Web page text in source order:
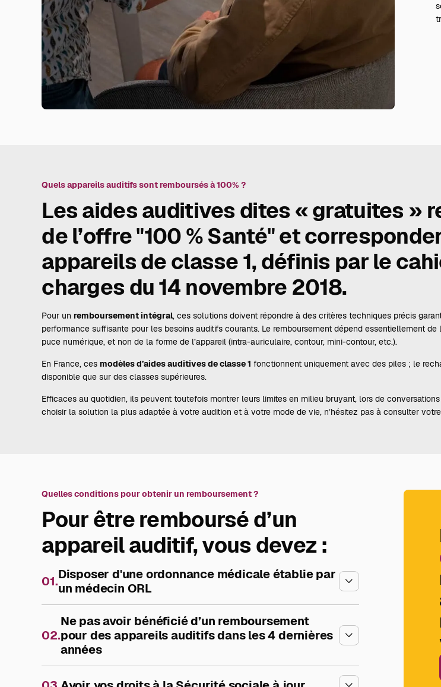
Quels appareils auditifs sont remboursés à 100% ?
Les aides auditives dites « gratuites »
de l’offre "100 % Santé" et
appareils de classe 1, définis par le
charges du 14 novembre 2018.
Pour un remboursement intégral, ces solutions doivent répondre à des critères techniques précis
performance suffisante pour les besoins auditifs courants. Le remboursement dépend essentiellement
puce numérique, et non de la forme de l’appareil (intra-auriculaire, contour, mini-contour, etc.).
En France, ces modèles d’aides auditives de classe 1 fonctionnent uniquement avec des piles ; le
disponible que sur des classes supérieures.
Efficaces au quotidien, ils peuvent toutefois montrer leurs limites en milieu bruyant, lors de
choisir la solution la plus adaptée à votre audition et à votre mode de vie, n’hésitez pas à consulter
Quelles conditions pour obtenir un remboursement ?
Pour être remboursé d’un
appareil auditif, vous devez :
01.Disposer d'une ordonnance médicale établie par
un médecin ORL
02.
Ne pas avoir bénéficié d’un remboursement
pour des appareils auditifs dans les 4 dernières
années